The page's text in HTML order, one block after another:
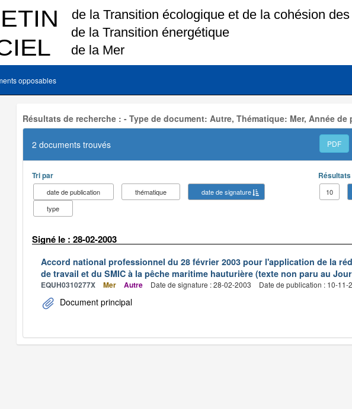
opposables
Résultats de recherche : - Type de document: Autre, Thématique: Mer, Année
2 documents trouvés PDF
Tri par
date de publication thématique
date de signature
type
10
Signé le : 28-02-2003
Accord national professionnel du 28 février 2003 pour l'application de la
de travail et du SMIC à la pêche maritime hauturière (texte non paru au
EQUH0310277X Mer Autre Date de signature : 28-02-2003 Date de publication : 10-11-
Document principal